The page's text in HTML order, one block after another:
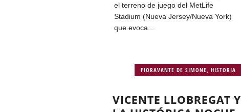
el terreno de juego del MetLife
Stadium (Nueva Jersey/Nueva York)
que evoca...
FIORAVANTE DE SIMONE,HISTORIA
VICENTE LLOBREGAT Y